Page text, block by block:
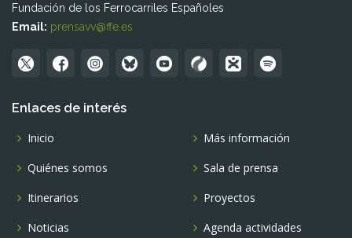
Fundación de los Ferrocarriles Españoles
Email: prensavv@ffe.es
Enlaces de interés
Inicio
Quiénes somos
Itinerarios
Noticias
Más información
Sala de prensa
Proyectos
Agenda actividades